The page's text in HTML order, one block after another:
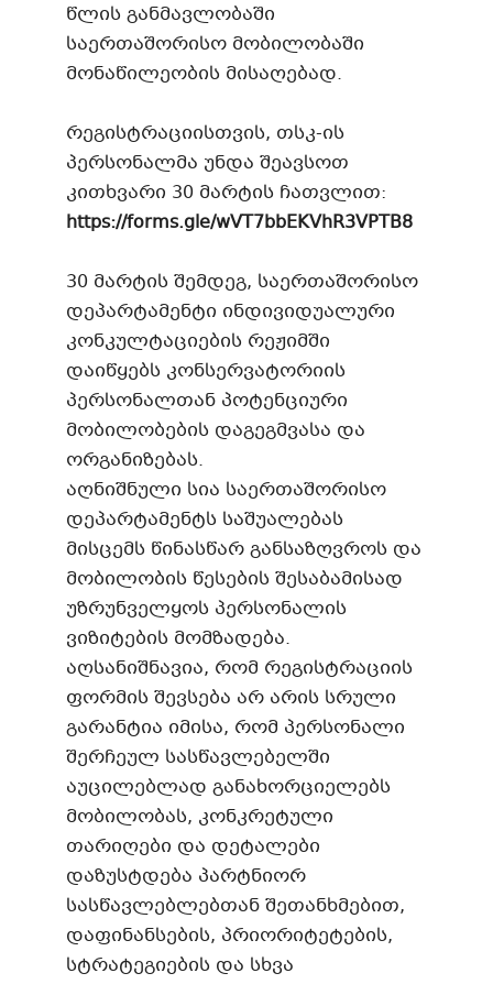
წლის განმავლობაში
საერთაშორისო მობილობაში
მონაწილეობის მისაღებად.
რეგისტრაციისთვის, თსკ-ის
პერსონალმა უნდა შეავსოთ
კითხვარი 30 მარტის ჩათვლით:
https://forms.gle/wVT7bbEKVhR3VPTB8
30 მარტის შემდეგ, საერთაშორისო
დეპარტამენტი ინდივიდუალური
კონკულტაციების რეჟიმში
დაიწყებს კონსერვატორიის
პერსონალთან პოტენციური
მობილობების დაგეგმვასა და
ორგანიზებას.
აღნიშნული სია საერთაშორისო
დეპარტამენტს საშუალებას
მისცემს წინასწარ განსაზღვროს და
მობილობის წესების შესაბამისად
უზრუნველყოს პერსონალის
ვიზიტების მომზადება.
აღსანიშნავია, რომ რეგისტრაციის
ფორმის შევსება არ არის სრული
გარანტია იმისა, რომ პერსონალი
შერჩეულ სასწავლებელში
აუცილებლად განახორციელებს
მობილობას, კონკრეტული
თარიღები და დეტალები
დაზუსტდება პარტნიორ
სასწავლებლებთან შეთანხმებით,
დაფინანსების, პრიორიტეტების,
სტრატეგიების და სხვა